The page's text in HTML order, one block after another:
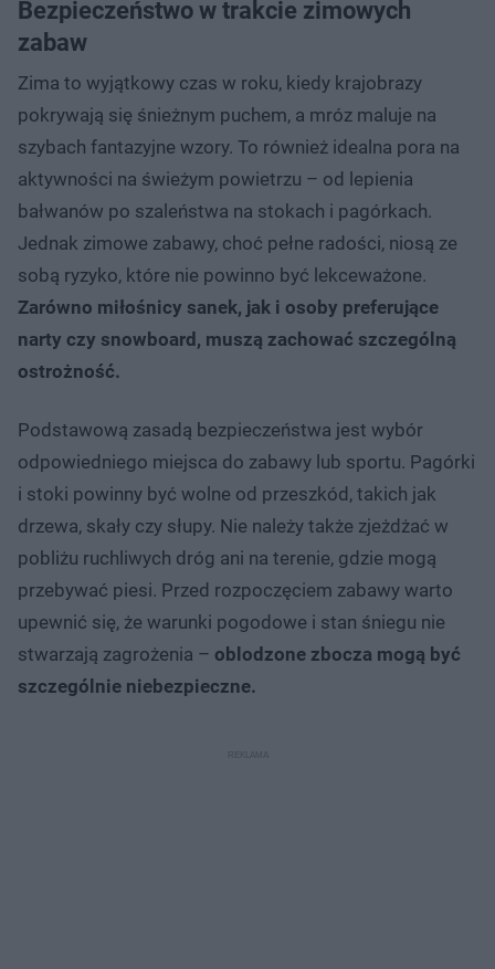
Bezpieczeństwo w trakcie zimowych
zabaw
Zima to wyjątkowy czas w roku, kiedy krajobrazy
pokrywają się śnieżnym puchem, a mróz maluje na
szybach fantazyjne wzory. To również idealna pora na
aktywności na świeżym powietrzu – od lepienia
bałwanów po szaleństwa na stokach i pagórkach.
Jednak zimowe zabawy, choć pełne radości, niosą ze
sobą ryzyko, które nie powinno być lekceważone.
Zarówno miłośnicy sanek, jak i osoby preferujące
narty czy snowboard, muszą zachować szczególną
ostrożność.
Podstawową zasadą bezpieczeństwa jest wybór
odpowiedniego miejsca do zabawy lub sportu. Pagórki
i stoki powinny być wolne od przeszkód, takich jak
drzewa, skały czy słupy. Nie należy także zjeżdżać w
pobliżu ruchliwych dróg ani na terenie, gdzie mogą
przebywać piesi. Przed rozpoczęciem zabawy warto
upewnić się, że warunki pogodowe i stan śniegu nie
stwarzają zagrożenia – oblodzone zbocza mogą być
szczególnie niebezpieczne.